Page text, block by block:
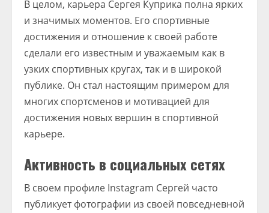
В целом, карьера Сергея Куприка полна ярких
и значимых моментов. Его спортивные
достижения и отношение к своей работе
сделали его известным и уважаемым как в
узких спортивных кругах, так и в широкой
публике. Он стал настоящим примером для
многих спортсменов и мотивацией для
достижения новых вершин в спортивной
карьере.
Активность в социальных сетях
В своем профиле Instagram Сергей часто
публикует фотографии из своей повседневной